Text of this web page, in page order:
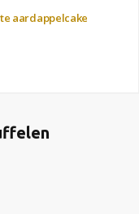
aardappelcake